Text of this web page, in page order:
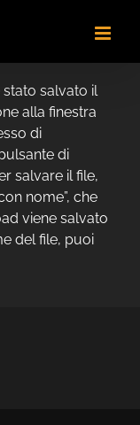
salvato il
alla finestra
di
di
salvare il file,
nome”, che
viene salvato
del file, puoi